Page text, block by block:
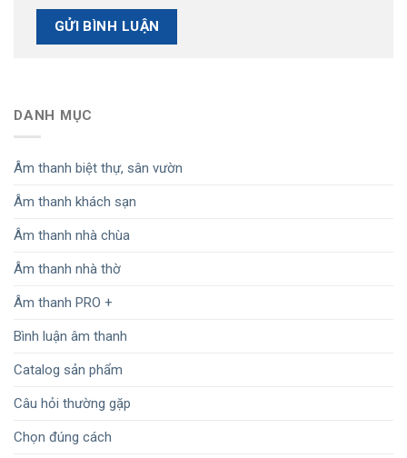
DANH MỤC
Âm thanh biệt thự, sân vườn
Âm thanh khách sạn
Âm thanh nhà chùa
Âm thanh nhà thờ
Âm thanh PRO +
Bình luận âm thanh
Catalog sản phẩm
Câu hỏi thường gặp
Chọn đúng cách